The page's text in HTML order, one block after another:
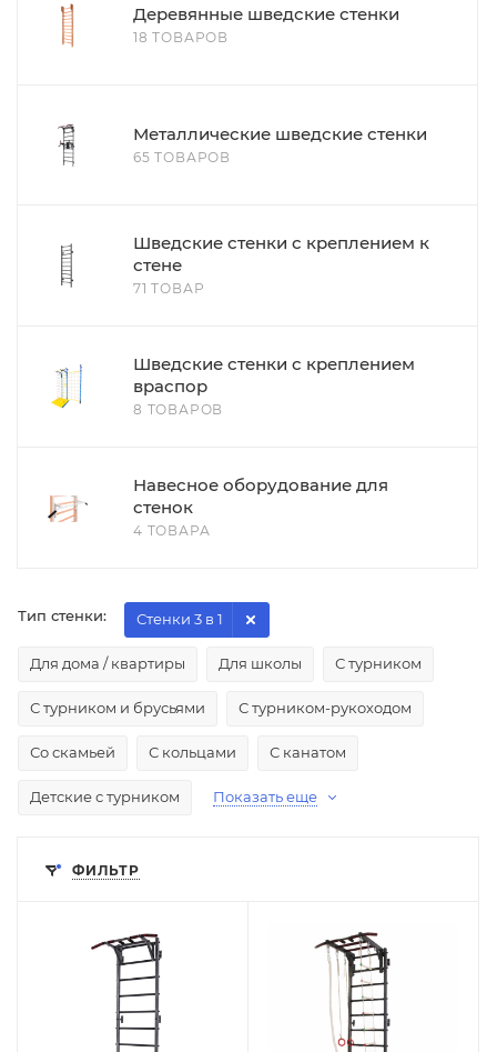
Деревянные шведские стенки
18 ТОВАРОВ
Металлические шведские стенки
65 ТОВАРОВ
Шведские стенки с креплением к
стене
71 ТОВАР
Шведские стенки с креплением
враспор
8 ТОВАРОВ
Навесное оборудование для
стенок
4 ТОВАРА
Тип стенки:
Для дома / квартиры Для школы С турником
С турником и брусьями С турником-рукоходом
Со скамьей
Стенки 3 в 1
С кольцами С канатом
Детские с турником Показать еще
ФИЛЬТР